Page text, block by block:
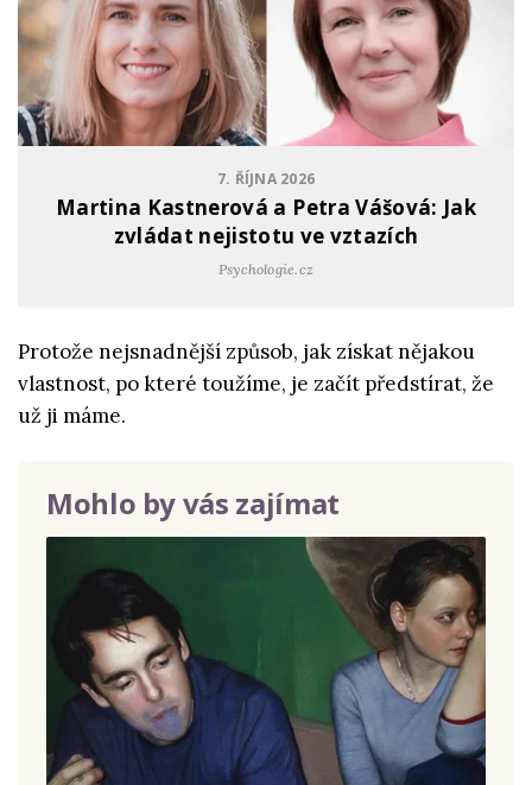
7. ŘÍJNA 2026
Martina Kastnerová a Petra Vášová: Jak
zvládat nejistotu ve vztazích
Psychologie.cz
Protože nejsnadnější způsob, jak získat nějakou
vlastnost, po které toužíme, je začít předstírat, že
už ji máme.
Mohlo by vás zajímat